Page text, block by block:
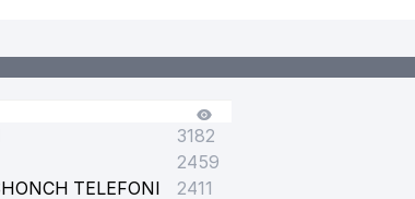
UNIVERSITETI
3182
2459
TELEFONI
2411